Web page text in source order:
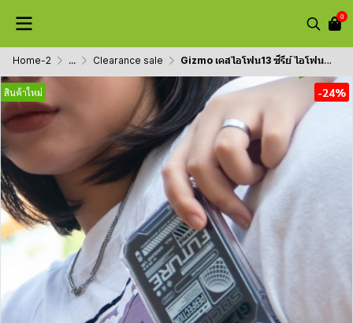
0
Home-2 ... Clearance sale Gizmo เคสไอโฟน13 ซีรีย์ ไอโฟน14 ซีรีย์ เคสใส ยกขอบกันกระแทก รุ่น Strong-X สกรีนลายสตรีท
สินค้าใหม่ -24%